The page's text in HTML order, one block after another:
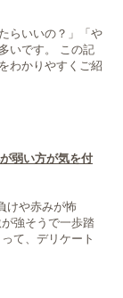
らいいの？」「や
いです。 この記
わかりやすくご紹
弱い方が気を付
けや赤みが怖
強そうで一歩踏
て、デリケート